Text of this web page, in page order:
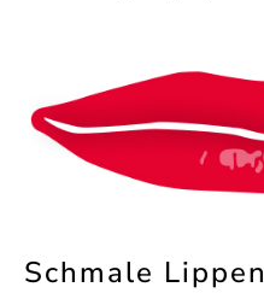
Schmale Lippen